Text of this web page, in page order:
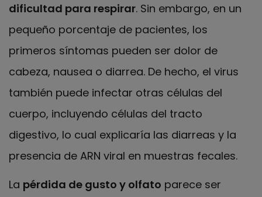
dificultad para respirar. Sin embargo, en un
pequeño porcentaje de pacientes, los
primeros síntomas pueden ser dolor de
cabeza, nausea o diarrea. De hecho, el virus
también puede infectar otras células del
cuerpo, incluyendo células del tracto
digestivo, lo cual explicaría las diarreas y la
presencia de ARN viral en muestras fecales.
La pérdida de gusto y olfato parece ser